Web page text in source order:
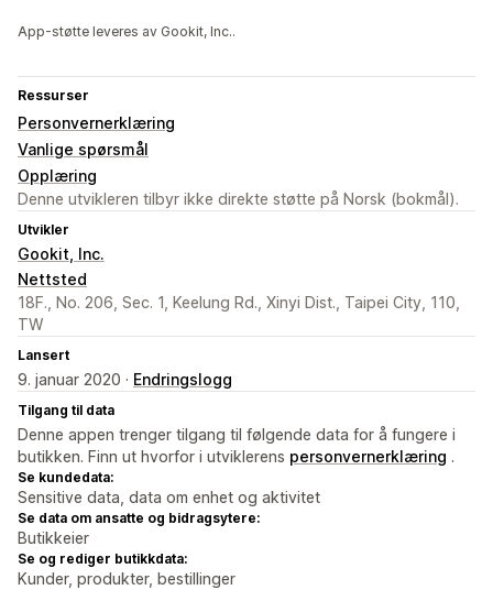
App-støtte leveres av Gookit, Inc..
Ressurser
Personvernerklæring
Vanlige spørsmål
Opplæring
Denne utvikleren tilbyr ikke direkte støtte på Norsk (bokmål).
Utvikler
Gookit, Inc.
Nettsted
18F., No. 206, Sec. 1, Keelung Rd., Xinyi Dist., Taipei City, 110,
TW
Lansert
9. januar 2020 · Endringslogg
Tilgang til data
Denne appen trenger tilgang til følgende data for å fungere i
butikken. Finn ut hvorfor i utviklerens personvernerklæring .
Se kundedata:
Sensitive data, data om enhet og aktivitet
Se data om ansatte og bidragsytere:
Butikkeier
Se og rediger butikkdata:
Kunder, produkter, bestillinger